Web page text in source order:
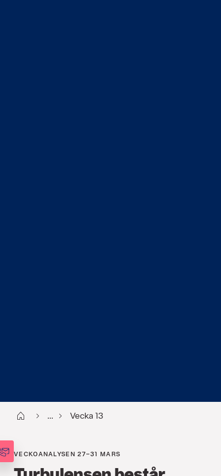
Start ... Vecka 13
VECKOANALYSEN 27–31 MARS